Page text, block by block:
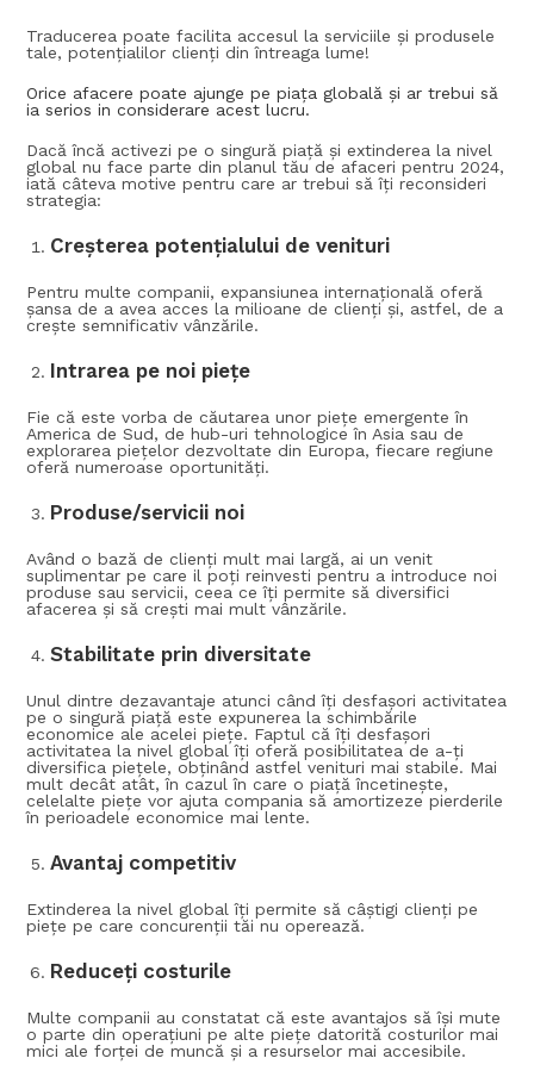
Traducerea poate facilita accesul la serviciile și produsele
tale, potențialilor clienți din întreaga lume!
Orice afacere poate ajunge pe piața globală și ar trebui să
ia serios in considerare acest lucru.
Dacă încă activezi pe o singură piață și extinderea la nivel
global nu face parte din planul tău de afaceri pentru 2024,
iată câteva motive pentru care ar trebui să îți reconsideri
strategia:
Creșterea potențialului de venituri
Pentru multe companii, expansiunea internațională oferă
șansa de a avea acces la milioane de clienți și, astfel, de a
crește semnificativ vânzările.
Intrarea pe noi piețe
Fie că este vorba de căutarea unor piețe emergente în
America de Sud, de hub-uri tehnologice în Asia sau de
explorarea piețelor dezvoltate din Europa, fiecare regiune
oferă numeroase oportunități.
Produse/servicii noi
Având o bază de clienți mult mai largă, ai un venit
suplimentar pe care il poți reinvesti pentru a introduce noi
produse sau servicii, ceea ce îți permite să diversifici
afacerea și să crești mai mult vânzările.
Stabilitate prin diversitate
Unul dintre dezavantaje atunci când îți desfașori activitatea
pe o singură piață este expunerea la schimbările
economice ale acelei piețe. Faptul că îți desfașori
activitatea la nivel global îți oferă posibilitatea de a-ți
diversifica piețele, obținând astfel venituri mai stabile. Mai
mult decât atât, în cazul în care o piață încetinește,
celelalte piețe vor ajuta compania să amortizeze pierderile
în perioadele economice mai lente.
Avantaj competitiv
Extinderea la nivel global îți permite să câștigi clienți pe
piețe pe care concurenții tăi nu operează.
Reduceți costurile
Multe companii au constatat că este avantajos să își mute
o parte din operațiuni pe alte piețe datorită costurilor mai
mici ale forței de muncă și a resurselor mai accesibile.